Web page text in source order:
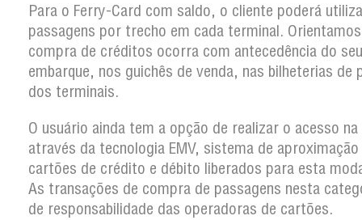
Para o Ferry-Card com saldo, o cliente poderá
passagens por trecho em cada terminal.
compra de créditos ocorra com antecedência do seu
embarque, nos guichês de venda, nas bilheterias de
dos terminais.
O usuário ainda tem a opção de realizar o acesso
através da tecnologia EMV, sistema de
cartões de crédito e débito liberados para esta
As transações de compra de passagens nesta
de responsabilidade das operadoras de cartões.